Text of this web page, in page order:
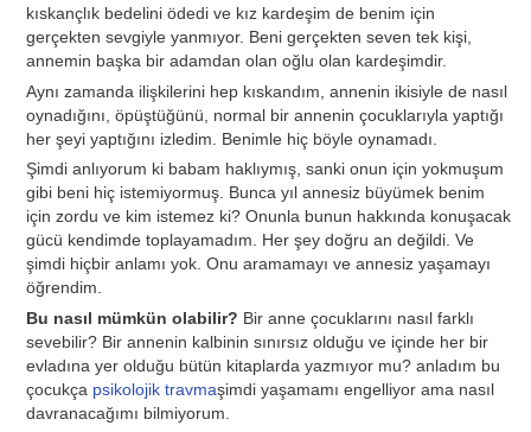
kıskançlık bedelini ödedi ve kız kardeşim de benim için
gerçekten sevgiyle yanmıyor. Beni gerçekten seven tek kişi,
annemin başka bir adamdan olan oğlu olan kardeşimdir.
Aynı zamanda ilişkilerini hep kıskandım, annenin ikisiyle de nasıl
oynadığını, öpüştüğünü, normal bir annenin çocuklarıyla yaptığı
her şeyi yaptığını izledim. Benimle hiç böyle oynamadı.
Şimdi anlıyorum ki babam haklıymış, sanki onun için yokmuşum
gibi beni hiç istemiyormuş. Bunca yıl annesiz büyümek benim
için zordu ve kim istemez ki? Onunla bunun hakkında konuşacak
gücü kendimde toplayamadım. Her şey doğru an değildi. Ve
şimdi hiçbir anlamı yok. Onu aramamayı ve annesiz yaşamayı
öğrendim.
Bu nasıl mümkün olabilir? Bir anne çocuklarını nasıl farklı
sevebilir? Bir annenin kalbinin sınırsız olduğu ve içinde her bir
evladına yer olduğu bütün kitaplarda yazmıyor mu? anladım bu
çocukça psikolojik travmaşimdi yaşamamı engelliyor ama nasıl
davranacağımı bilmiyorum.